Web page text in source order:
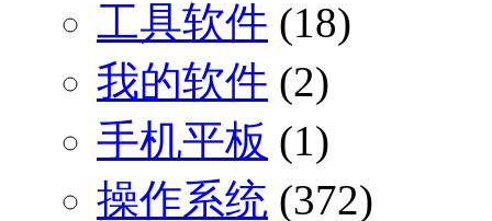
工具软件 (18)
我的软件 (2)
手机平板 (1)
操作系统 (372)